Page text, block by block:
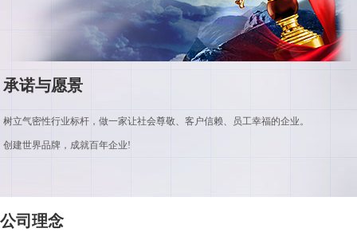
承诺与愿景
树立气密性行业标杆，做一家让社会尊敬、客户信赖、员工幸福的企业。
创建世界品牌，成就百年企业!
公司理念